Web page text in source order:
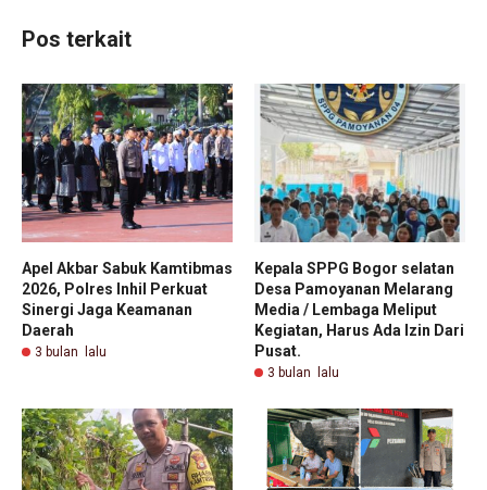
Pos terkait
Apel Akbar Sabuk Kamtibmas
2026, Polres Inhil Perkuat
Sinergi Jaga Keamanan
Daerah
3 bulan lalu
Kepala SPPG Bogor selatan
Desa Pamoyanan Melarang
Media / Lembaga Meliput
Kegiatan, Harus Ada Izin Dari
Pusat.
3 bulan lalu